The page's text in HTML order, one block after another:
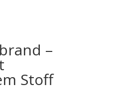
–
Stoff